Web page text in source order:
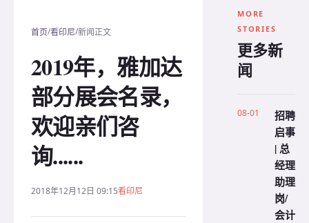
首页/看印尼/新闻正文
2019年，雅加达
部分展会名录，
欢迎亲们咨
询......
2018年12月12日 09:15看印尼
MORE
STORIES
更多新
闻
08-01
招聘
启事
| 总
经理
助理
岗/
会计